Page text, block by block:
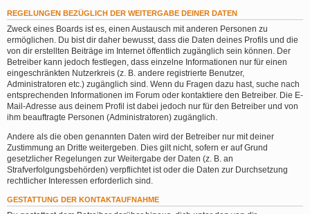
REGELUNGEN BEZÜGLICH DER WEITERGABE DEINER DATEN
Zweck eines Boards ist es, einen Austausch mit anderen Personen zu
ermöglichen. Du bist dir daher bewusst, dass die Daten deines Profils und die
von dir erstellten Beiträge im Internet öffentlich zugänglich sein können. Der
Betreiber kann jedoch festlegen, dass einzelne Informationen nur für einen
eingeschränkten Nutzerkreis (z. B. andere registrierte Benutzer,
Administratoren etc.) zugänglich sind. Wenn du Fragen dazu hast, suche nach
entsprechenden Informationen im Forum oder kontaktiere den Betreiber. Die E-
Mail-Adresse aus deinem Profil ist dabei jedoch nur für den Betreiber und von
ihm beauftragte Personen (Administratoren) zugänglich.
Andere als die oben genannten Daten wird der Betreiber nur mit deiner
Zustimmung an Dritte weitergeben. Dies gilt nicht, sofern er auf Grund
gesetzlicher Regelungen zur Weitergabe der Daten (z. B. an
Strafverfolgungsbehörden) verpflichtet ist oder die Daten zur Durchsetzung
rechtlicher Interessen erforderlich sind.
GESTATTUNG DER KONTAKTAUFNAHME